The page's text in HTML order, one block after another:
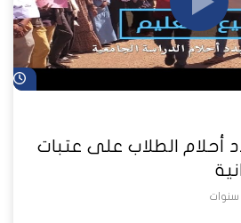
أحلام الطلاب على عتبات